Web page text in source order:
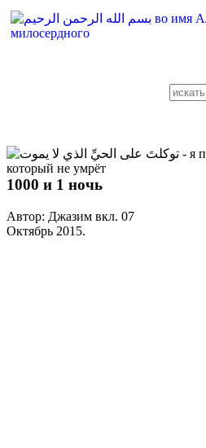
1000 и 1 ночь
Автор: Джазим вкл. 07
Октябрь 2015.